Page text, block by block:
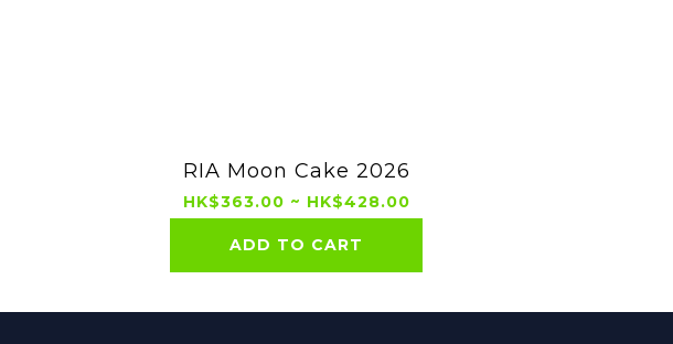
RIA Moon Cake 2026
HK$363.00 ~ HK$428.00
ADD TO CART